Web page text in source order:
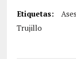
Etiquetas:
Trujillo